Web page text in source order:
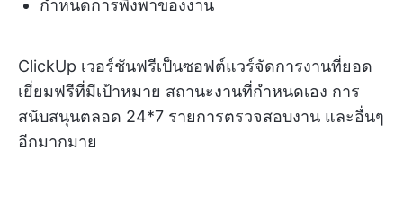
กำหนดการพึ่งพาของงาน
ClickUp เวอร์ชันฟรีเป็นซอฟต์แวร์จัดการงานที่ยอด
เยี่ยมฟรีที่มีเป้าหมาย สถานะงานที่กำหนดเอง การ
สนับสนุนตลอด 24*7 รายการตรวจสอบงาน และอื่นๆ
อีกมากมาย